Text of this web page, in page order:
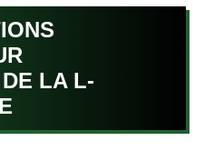
DE LA L-